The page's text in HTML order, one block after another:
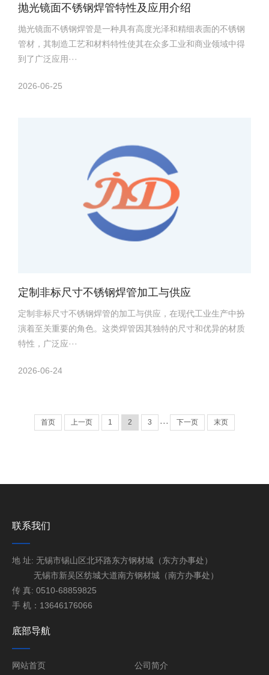
抛光镜面不锈钢焊管特性及应用介绍
抛光镜面不锈钢焊管是一种具有高度光泽和精细表面的不锈钢
管材，其制造工艺和材料特性使其在众多工业和商业领域中得
到了广泛应用···
2026-06-25
定制非标尺寸不锈钢焊管加工与供应
定制非标尺寸不锈钢焊管的加工与供应，在现代工业生产中扮
演着至关重要的角色。这类焊管因其独特的尺寸和优异的材质
特性，广泛应···
2026-06-24
首页 上一页 1 2 3 ··· 下一页 末页
联系我们
地 址: 无锡市锡山区北环路东方钢材城（东方办事处）
无锡市新吴区纺城大道南方钢材城（南方办事处）
传 真: 0510-68859825
手 机：13646176066
底部导航
网站首页 公司简介